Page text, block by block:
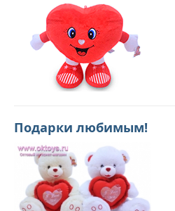
Подарки любимым!